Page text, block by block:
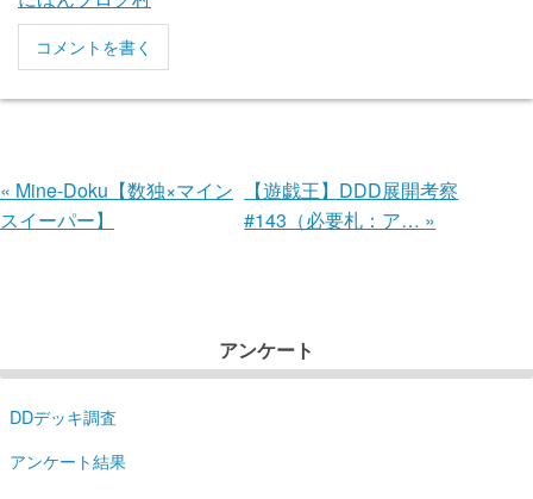
コメントを書く
« Mine-Doku【数独×マイン
スイーパー】
【遊戯王】DDD展開考察
#143（必要札：ア… »
アンケート
DDデッキ調査
アンケート結果